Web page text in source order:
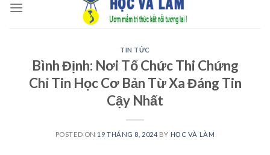
TIN TỨC
Bình Định: Nơi Tổ Chức Thi Chứng
Chỉ Tin Học Cơ Bản Từ Xa Đáng Tin
Cậy Nhất
POSTED ON 19 THÁNG 8, 2024 BY HỌC VÀ LÀM